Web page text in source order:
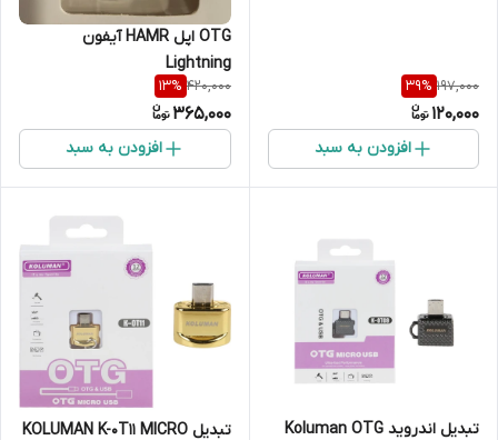
197,000
39%
120,000
افزودن به سبد
OTG اپل HAMR آیفون
Lightning
420,000
13%
365,000
افزودن به سبد
تبدیل اندروید Koluman OTG
تبدیل KOLUMAN K-0T11 MICRO